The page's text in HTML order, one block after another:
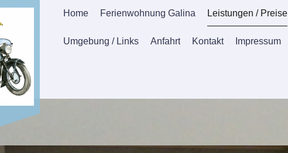
Home Ferienwohnung Galina Leistungen / Preise
Umgebung / Links Anfahrt Kontakt Impressum